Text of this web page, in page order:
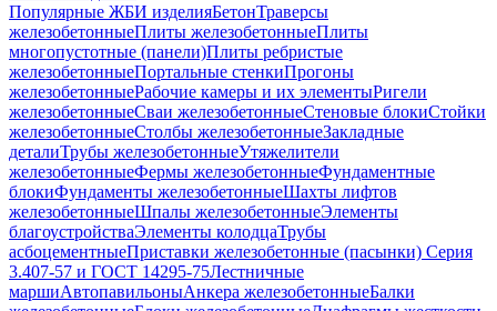
Популярные ЖБИ изделияБетонТраверсы
железобетонныеПлиты железобетонныеПлиты
многопустотные (панели)Плиты ребристые
железобетонныеПортальные стенкиПрогоны
железобетонныеРабочие камеры и их элементыРигели
железобетонныеСваи железобетонныеСтеновые блокиСтойки
железобетонныеСтолбы железобетонныеЗакладные
деталиТрубы железобетонныеУтяжелители
железобетонныеФермы железобетонныеФундаментные
блокиФундаменты железобетонныеШахты лифтов
железобетонныеШпалы железобетонныеЭлементы
благоустройстваЭлементы колодцаТрубы
асбоцементныеПриставки железобетонные (пасынки) Серия
3.407-57 и ГОСТ 14295-75Лестничные
маршиАвтопавильоныАнкера железобетонныеБалки